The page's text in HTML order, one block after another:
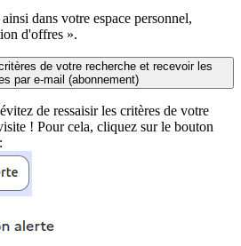
dans votre espace personnel,
d'offres ».
de votre recherche et recevoir les
par e-mail (abonnement)
de ressaisir les critères de votre
! Pour cela, cliquez sur le bouton